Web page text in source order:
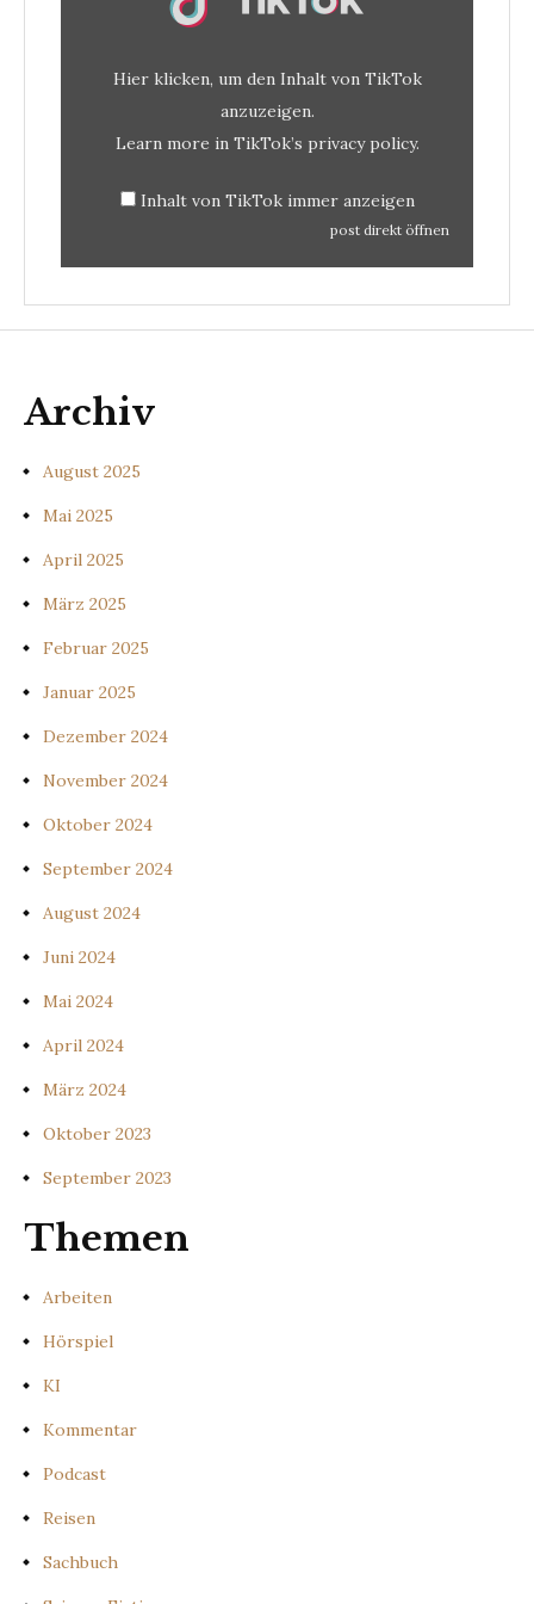
Hier klicken, um den Inhalt von TikTok
anzuzeigen.
Learn more in TikTok’s privacy policy.
Inhalt von TikTok immer anzeigen
post direkt öffnen
Archiv
August 2025
Mai 2025
April 2025
März 2025
Februar 2025
Januar 2025
Dezember 2024
November 2024
Oktober 2024
September 2024
August 2024
Juni 2024
Mai 2024
April 2024
März 2024
Oktober 2023
September 2023
Themen
Arbeiten
Hörspiel
KI
Kommentar
Podcast
Reisen
Sachbuch